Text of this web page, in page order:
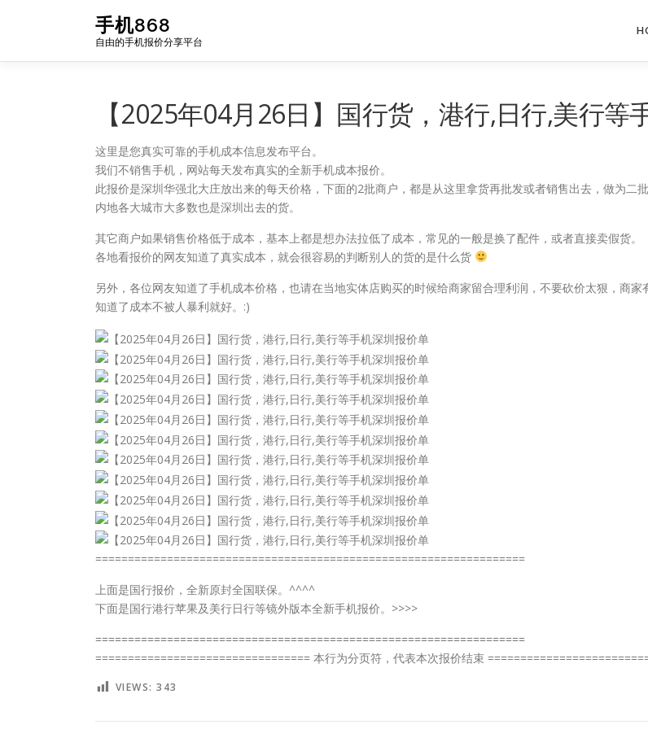
手机868
自由的手机报价分享平台
【2025年04月26日】国行货，港行,日行,美行等
这里是您真实可靠的手机成本信息发布平台。
我们不销售手机，网站每天发布真实的全新手机成本报价。
此报价是深圳华强北大庄放出来的每天价格，下面的2批商户，都是从这里拿货再批发或者销售出去，做为二批
内地各大城市大多数也是深圳出去的货。
其它商户如果销售价格低于成本，基本上都是想办法拉低了成本，常见的一般是换了配件，或者直接卖假货。
各地看报价的网友知道了真实成本，就会很容易的判断别人的货的是什么货
另外，各位网友知道了手机成本价格，也请在当地实体店购买的时候给商家留合理利润，不要砍价太狠，商家
知道了成本不被人暴利就好。:)
==================================================================
上面是国行报价，全新原封全国联保。^^^^
下面是国行港行苹果及美行日行等镜外版本全新手机报价。>>>>
==================================================================
================================= 本行为分页符，代表本次报价结束
VIEWS: 343